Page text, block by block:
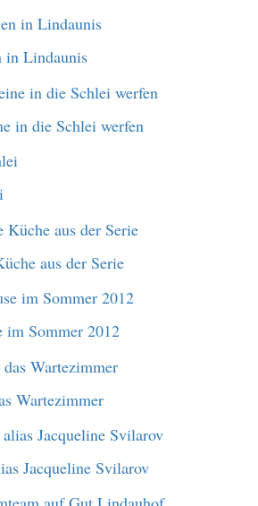
in Lindaunis
in die Schlei werfen
aus der Serie
im Sommer 2012
Wartezimmer
Jacqueline Svilarov